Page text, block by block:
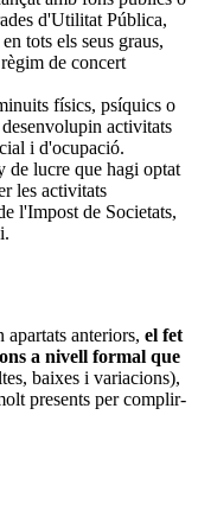
d'Utilitat Pública,
tots els seus graus,
de concert
físics, psíquics o
activitats
i d'ocupació.
de lucre que hagi optat
les activitats
l'Impost de Societats,
anteriors, el fet
a nivell formal que
baixes i variacions),
presents per complir-